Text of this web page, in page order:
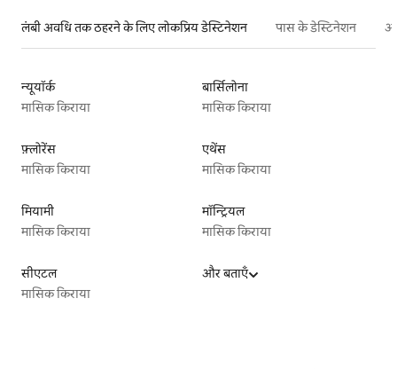
लंबी अवधि तक ठहरने के लिए लोकप्रिय डेस्टिनेशन पास के डेस्टिनेशन
न्यूयॉर्क
मासिक किराया
बार्सिलोना
मासिक किराया
फ़्लोरेंस
मासिक किराया
एथेंस
मासिक किराया
मियामी
मासिक किराया
मॉन्ट्रियल
मासिक किराया
सीएटल
मासिक किराया
और बताएँ